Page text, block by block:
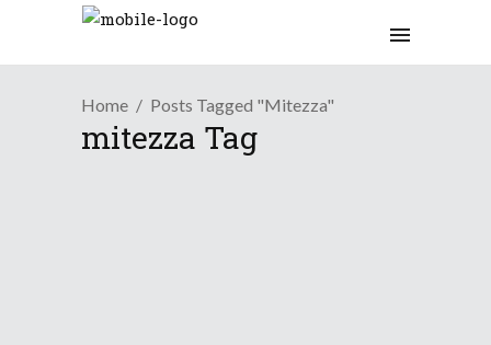
Home Posts Tagged "mitezza"
mitezza Tag